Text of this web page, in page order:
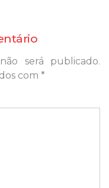
será publicado.
com *